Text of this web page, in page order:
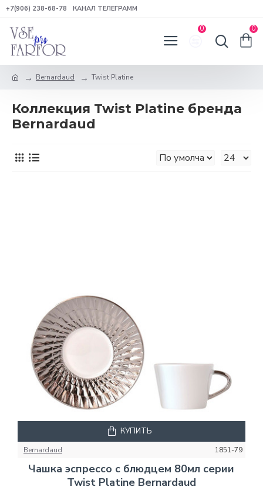
+7(906) 238-68-78 КАНАЛ ТЕЛЕГРАММ
0 0
Bernardaud Twist Platine
Коллекция Twist Platine бренда
Bernardaud
Bernardaud 1851-79
Чашка эспрессо с блюдцем 80мл серии
Twist Platine Bernardaud
КУПИТЬ